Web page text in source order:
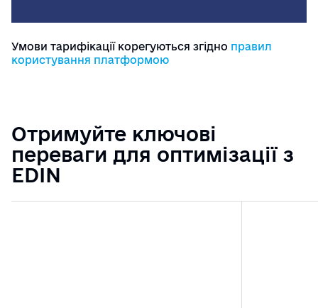
Умови тарифікації корегуються згідно правил
користування платформою
Отримуйте ключові
переваги для оптимізації з
EDIN